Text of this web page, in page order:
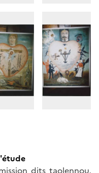
dits taolennou,